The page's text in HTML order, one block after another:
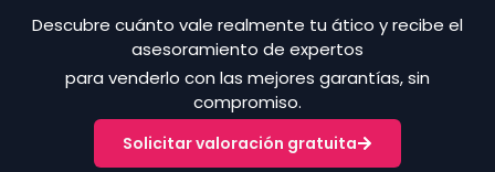
Descubre cuánto vale realmente tu ático y recibe el
asesoramiento de expertos
para venderlo con las mejores garantías, sin
compromiso.
Solicitar valoración gratuita